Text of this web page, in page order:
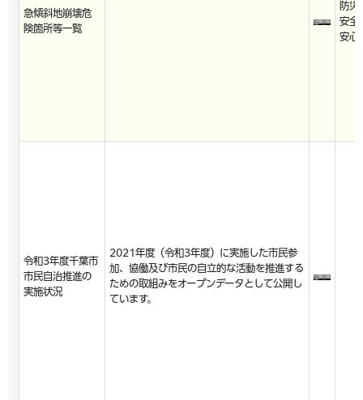
急傾斜地崩壊危
険箇所等一覧
防災
安全
安心
令和3年度千葉市
市民自治推進の
実施状況
2021年度（令和3年度）に実施した市民参
加、協働及び市民の自立的な活動を推進する
ための取組みをオープンデータとして公開し
ています。